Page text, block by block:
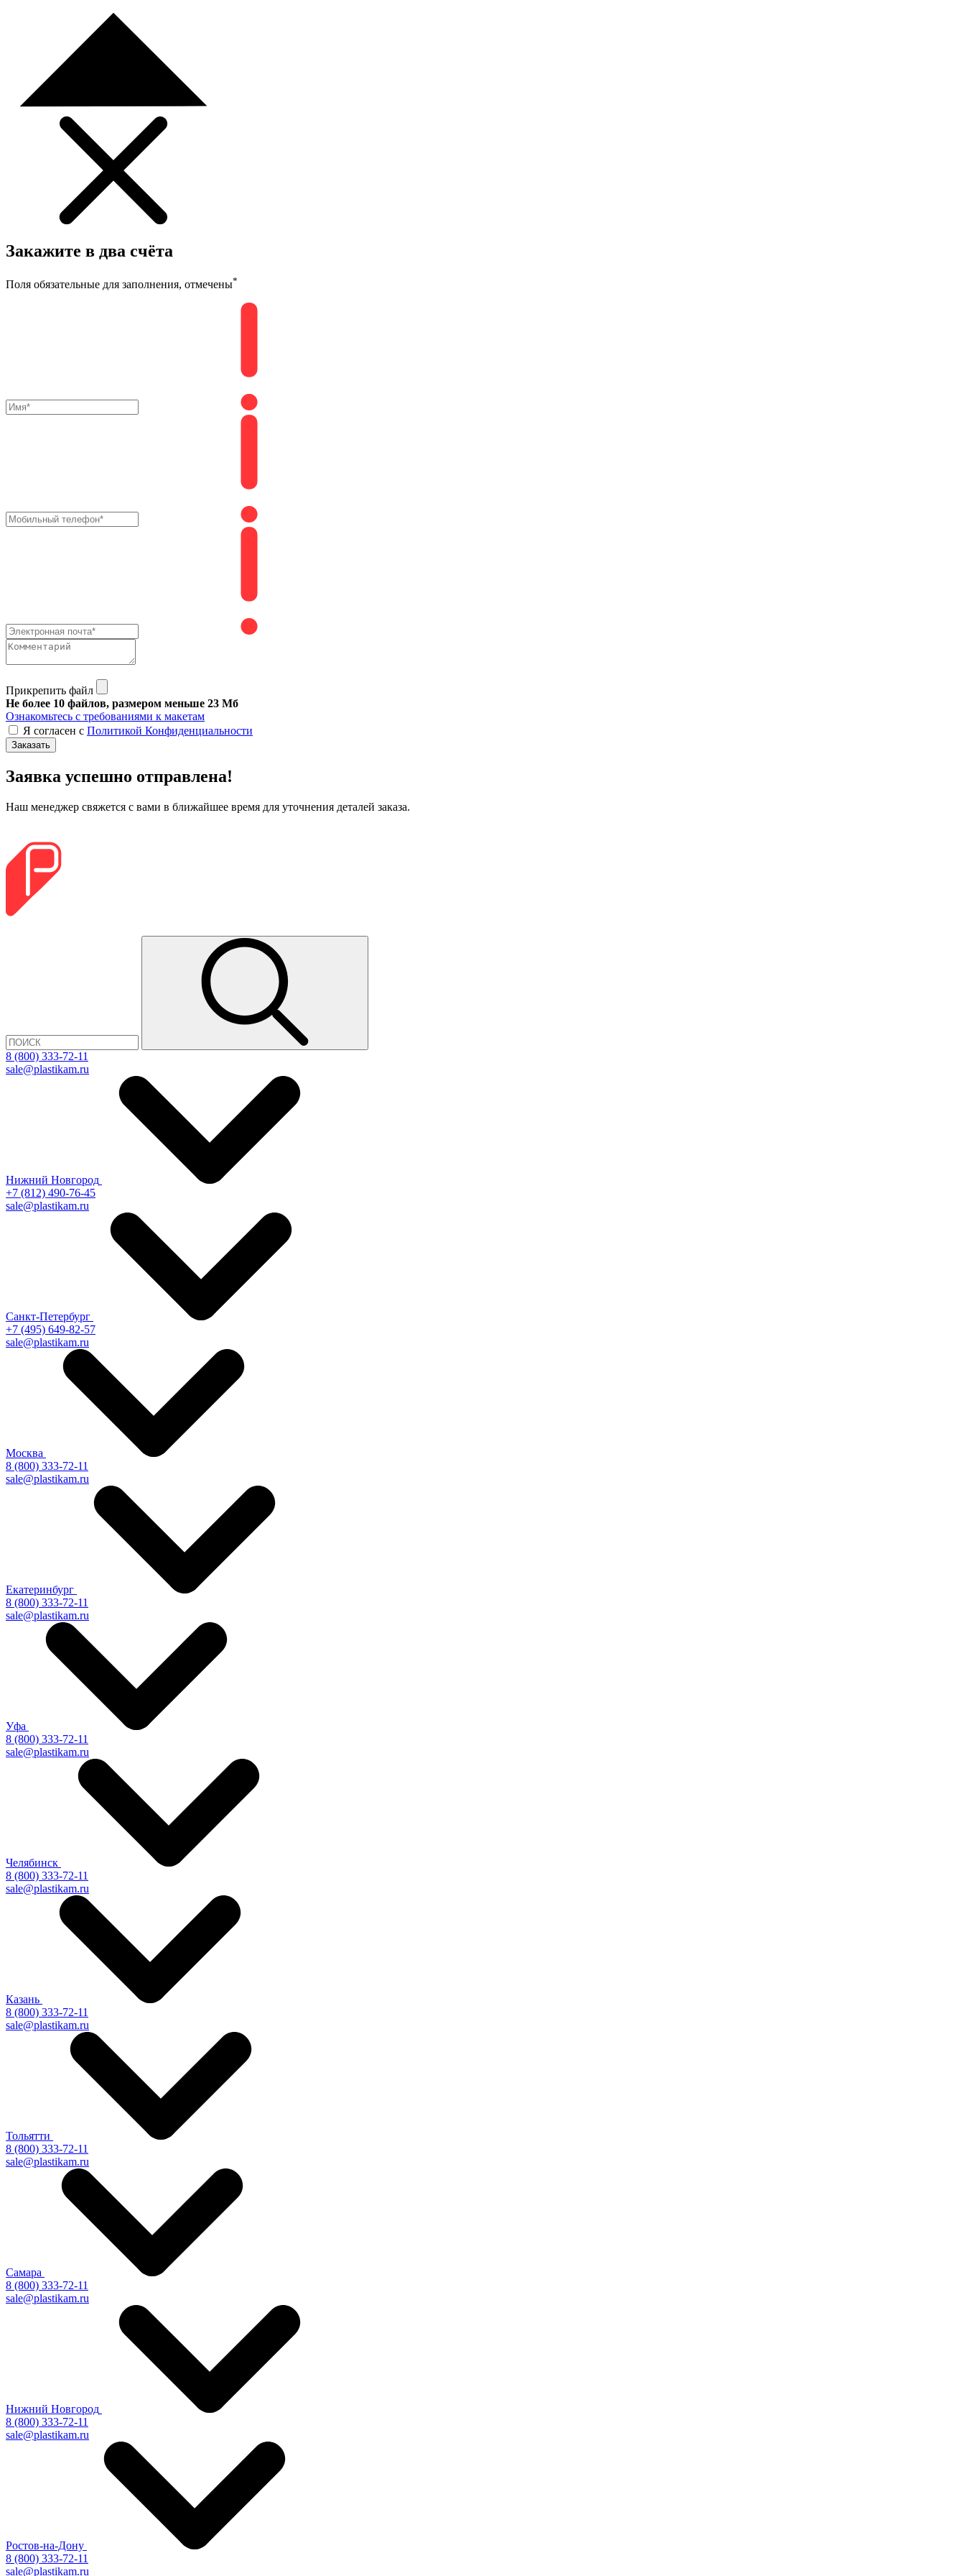
Закажите в два счёта
Поля обязательные для заполнения, отмечены*
Прикрепить файл
Не более 10 файлов, размером меньше 23 Мб
Ознакомьтесь с требованиями к макетам
Я согласен с Политикой Конфиденциальности
Заказать
Заявка успешно отправлена!
Наш менеджер свяжется с вами в ближайшее время для уточнения деталей заказа.
8 (800) 333-72-11
sale@plastikam.ru
Нижний Новгород
+7 (812) 490-76-45
sale@plastikam.ru
Санкт-Петербург
+7 (495) 649-82-57
sale@plastikam.ru
Москва
8 (800) 333-72-11
sale@plastikam.ru
Екатеринбург
8 (800) 333-72-11
sale@plastikam.ru
Уфа
8 (800) 333-72-11
sale@plastikam.ru
Челябинск
8 (800) 333-72-11
sale@plastikam.ru
Казань
8 (800) 333-72-11
sale@plastikam.ru
Тольятти
8 (800) 333-72-11
sale@plastikam.ru
Самара
8 (800) 333-72-11
sale@plastikam.ru
Нижний Новгород
8 (800) 333-72-11
sale@plastikam.ru
Ростов-на-Дону
8 (800) 333-72-11
sale@plastikam.ru